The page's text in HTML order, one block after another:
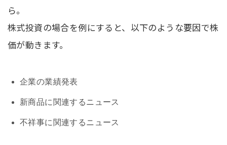
ら。
株式投資の場合を例にすると、以下のような要因で株
価が動きます。
企業の業績発表
新商品に関連するニュース
不祥事に関連するニュース